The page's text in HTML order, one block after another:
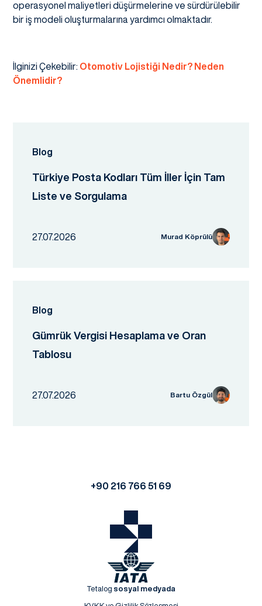
operasyonel maliyetleri düşürmelerine ve sürdürülebilir
bir iş modeli oluşturmalarına yardımcı olmaktadır.
İlginizi Çekebilir: Otomotiv Lojistiği Nedir? Neden
Önemlidir?
Blog
Türkiye Posta Kodları Tüm İller İçin Tam
Liste ve Sorgulama
27.07.2026 Murad Köprülü
Blog
Gümrük Vergisi Hesaplama ve Oran
Tablosu
27.07.2026 Bartu Özgül
+90 216 766 51 69
Tetalog sosyal medyada